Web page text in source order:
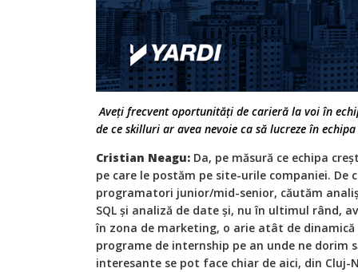
Aveți frecvent oportunități de carieră la voi în
de ce skilluri ar avea nevoie ca să lucreze în echipa
Cristian Neagu: Da, pe măsură ce echipa
pe care le postăm pe site-urile companiei. De
programatori junior/mid-senior, căutăm
SQL și analiză de date și, nu în ultimul rând,
în zona de marketing, o arie atât de
programe de internship pe an unde ne dorim
interesante se pot face chiar de aici, din Cluj-